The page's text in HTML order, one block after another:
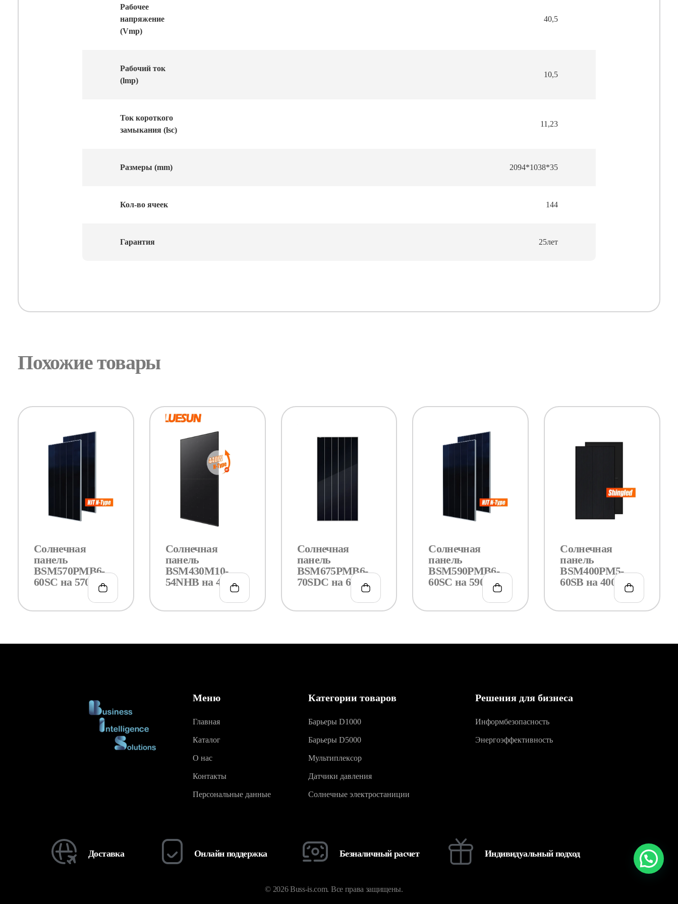
Рабочее
напряжение
(Vmp)
40,5
Рабочий ток
(lmp)
10,5
Ток короткого
замыкания (lsc)
11,23
Размеры (mm) 2094*1038*35
Кол-во ячеек 144
Гарантия 25лет
Похожие товары
Солнечная
панель
BSM570PMB6-
60SC на 570Вт
Солнечная
панель
BSM430M10-
54NHB на 430Вт
Солнечная
панель
BSM675PMB6-
70SDC на 675Вт
Солнечная
панель
BSM590PMB6-
60SC на 590Вт
Солнечная
панель
BSM400PM5-
60SB на 400Вт
Меню
Главная
Каталог
О нас
Контакты
Персональные данные
Категории товаров
Барьеры D1000
Барьеры D5000
Мультиплексор
Датчики давления
Солнечные электростаниции
Решения для бизнеса
Информбезопасность
Энергоэффективность
Доставка Онлайн поддержка Безналичный расчет Индивидуальный подход
© 2026 Buss-is.com. Все права защищены.